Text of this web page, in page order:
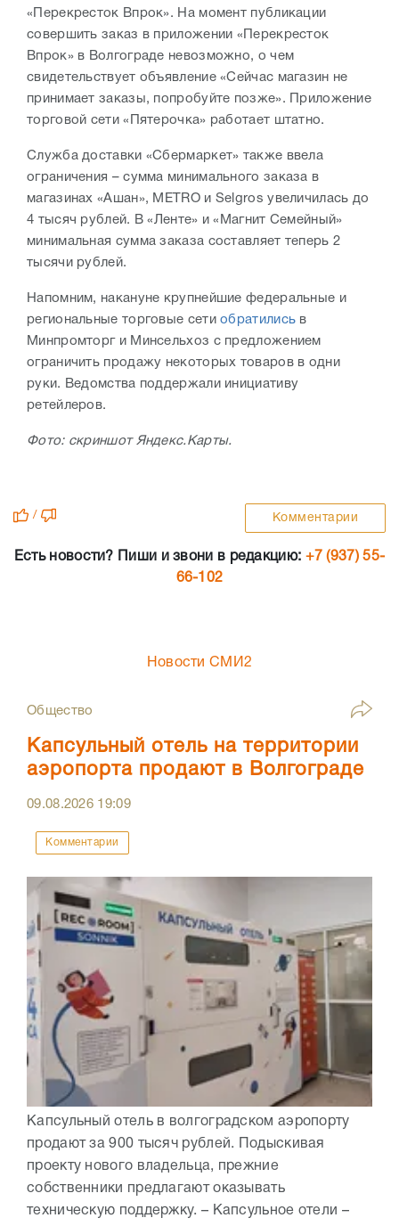
«Перекресток Впрок». На момент публикации
совершить заказ в приложении «Перекресток
Впрок» в Волгограде невозможно, о чем
свидетельствует объявление «Сейчас магазин не
принимает заказы, попробуйте позже». Приложение
торговой сети «Пятерочка» работает штатно.
Служба доставки «Сбермаркет» также ввела
ограничения – сумма минимального заказа в
магазинах «Ашан», METRO и Selgros увеличилась до
4 тысяч рублей. В «Ленте» и «Магнит Семейный»
минимальная сумма заказа составляет теперь 2
тысячи рублей.
Напомним, накануне крупнейшие федеральные и
региональные торговые сетиобратились в
Минпромторг и Минсельхоз с предложением
ограничить продажу некоторых товаров в одни
руки. Ведомства поддержали инициативу
ретейлеров.
Фото: скриншот Яндекс.Карты.
/ Комментарии
Есть новости? Пиши и звони в редакцию: +7 (937) 55-
66-102
Новости СМИ2
Общество
Капсульный отель на территории
аэропорта продают в Волгограде
09.08.2026 19:09
Комментарии
Капсульный отель в волгоградском аэропорту
продают за 900 тысяч рублей. Подыскивая
проекту нового владельца, прежние
собственники предлагают оказывать
техническую поддержку. – Капсульное отели –